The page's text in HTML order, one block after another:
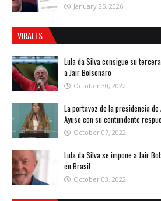
January 25, 2026
VIRALES
Lula da Silva consigue su
a Jair Bolsonaro
October 30, 2022
La portavoz de la presidencia
Ayuso con su contundente
October 07, 2022
Lula da Silva se impone a Jair
en Brasil
October 03, 2022